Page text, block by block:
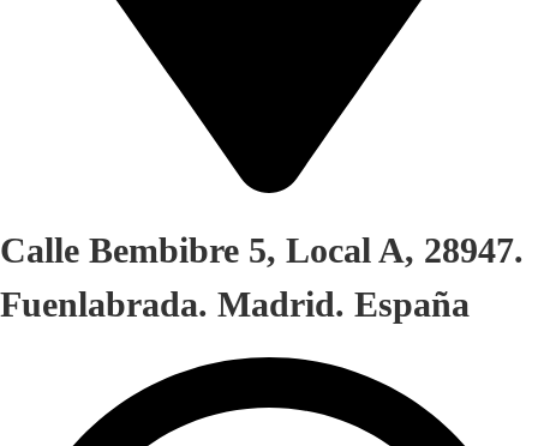
Calle Bembibre 5, Local A, 28947.
Fuenlabrada. Madrid. España